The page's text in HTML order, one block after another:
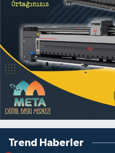
Trend Haberler